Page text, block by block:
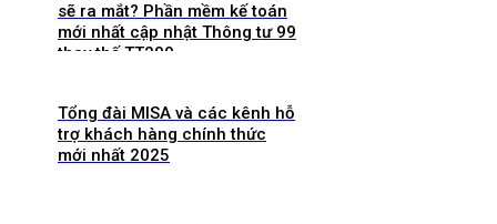
sẽ ra mắt? Phần mềm kế toán
mới nhất cập nhật Thông tư 99
thay thế TT200
Tổng đài MISA và các kênh hỗ
trợ khách hàng chính thức
mới nhất 2025